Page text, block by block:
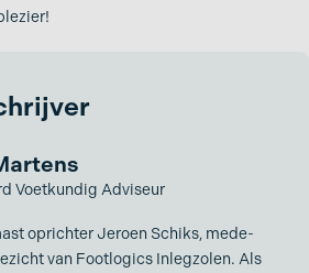
Voetkundig Adviseur
oprichter Jeroen Schiks, mede-
van Footlogics Inlegzolen. Als